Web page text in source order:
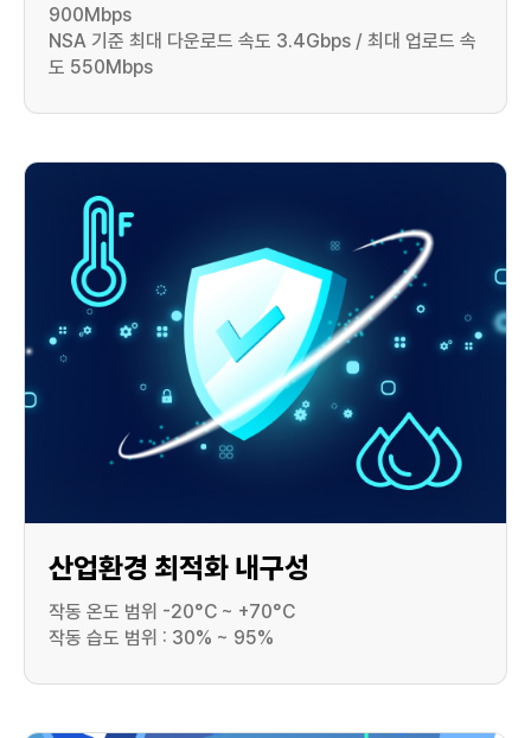
900Mbps
NSA 기준 최대 다운로드 속도 3.4Gbps / 최대 업로드 속
도 550Mbps
산업환경 최적화 내구성
작동 온도 범위 -20°C ~ +70°C
작동 습도 범위 : 30% ~ 95%